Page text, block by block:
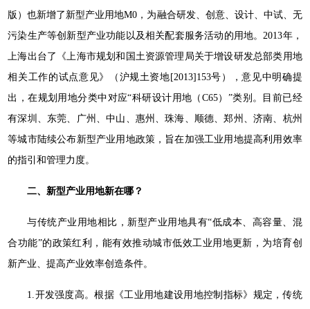
版）也新增了新型产业用地M0，为融合研发、创意、设计、中试、无
污染生产等创新型产业功能以及相关配套服务活动的用地。2013年，
上海出台了《上海市规划和国土资源管理局关于增设研发总部类用地
相关工作的试点意见》（沪规土资地[2013]153号），意见中明确提
出，在规划用地分类中对应“科研设计用地（C65）”类别。目前已经
有深圳、东莞、广州、中山、惠州、珠海、顺德、郑州、济南、杭州
等城市陆续公布新型产业用地政策，旨在加强工业用地提高利用效率
的指引和管理力度。
二、新型产业用地新在哪？
与传统产业用地相比，新型产业用地具有“低成本、高容量、混
合功能”的政策红利，能有效推动城市低效工业用地更新，为培育创
新产业、提高产业效率创造条件。
1.开发强度高。根据《工业用地建设用地控制指标》规定，传统